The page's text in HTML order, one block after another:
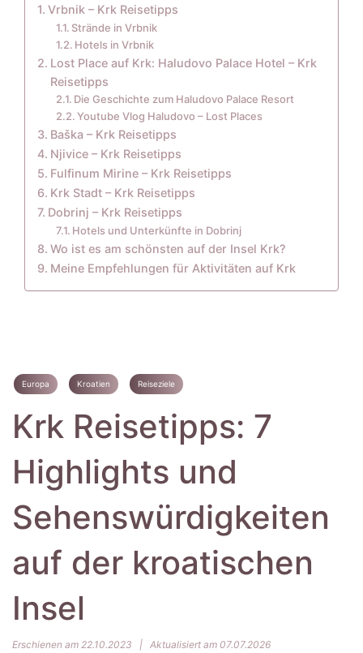
Vrbnik – Krk Reisetipps
Strände in Vrbnik
Hotels in Vrbnik
Lost Place auf Krk: Haludovo Palace Hotel – Krk
Reisetipps
Die Geschichte zum Haludovo Palace Resort
Youtube Vlog Haludovo – Lost Places
Baška – Krk Reisetipps
Njivice – Krk Reisetipps
Fulfinum Mirine – Krk Reisetipps
Krk Stadt – Krk Reisetipps
Dobrinj – Krk Reisetipps
Hotels und Unterkünfte in Dobrinj
Wo ist es am schönsten auf der Insel Krk?
Meine Empfehlungen für Aktivitäten auf Krk
Europa Kroatien Reiseziele
Krk Reisetipps: 7
Highlights und
Sehenswürdigkeiten
auf der kroatischen
Insel
Erschienen am 22.10.2023 | Aktualisiert am 07.07.2026